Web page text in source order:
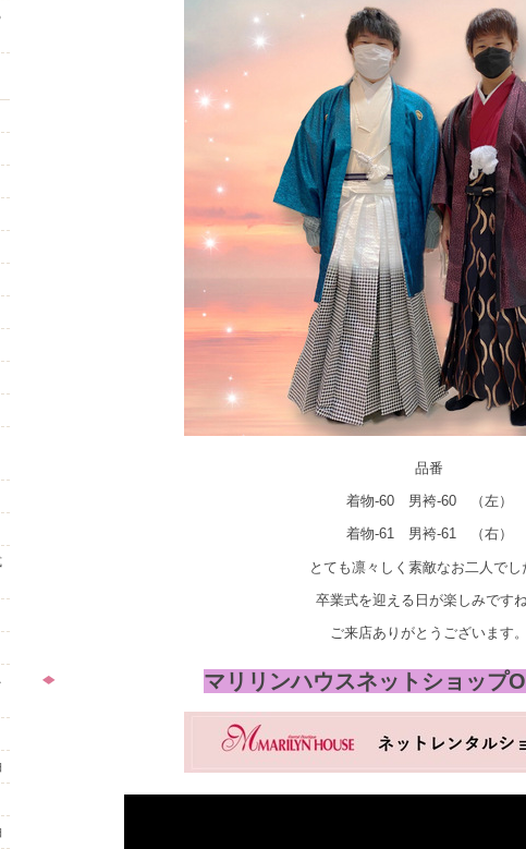
品番
着物-60 男袴-60 （左）
着物-61 男袴-61 （右）
とても凛々しく素敵なお二人でし
卒業式を迎える日が楽しみです
ご来店ありがとうございます
マリリンハウスネットショップ